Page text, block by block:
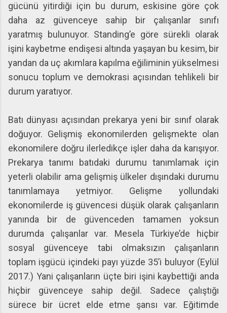
gücünü yitirdiği için bu durum, eskisine göre çok
daha az güvenceye sahip bir çalışanlar sınıfı
yaratmış bulunuyor. Standing’e göre sürekli olarak
işini kaybetme endişesi altında yaşayan bu kesim, bir
yandan da uç akımlara kapılma eğiliminin yükselmesi
sonucu toplum ve demokrasi açısından tehlikeli bir
durum yaratıyor.
Batı dünyası açısından prekarya yeni bir sınıf olarak
doğuyor. Gelişmiş ekonomilerden gelişmekte olan
ekonomilere doğru ilerledikçe işler daha da karışıyor.
Prekarya tanımı batıdaki durumu tanımlamak için
yeterli olabilir ama gelişmiş ülkeler dışındaki durumu
tanımlamaya yetmiyor. Gelişme yollundaki
ekonomilerde iş güvencesi düşük olarak çalışanların
yanında bir de güvenceden tamamen yoksun
durumda çalışanlar var. Mesela Türkiye’de hiçbir
sosyal güvenceye tabi olmaksızın çalışanların
toplam işgücü içindeki payı yüzde 35’i buluyor (Eylül
2017.) Yani çalışanların üçte biri işini kaybettiği anda
hiçbir güvenceye sahip değil. Sadece çalıştığı
sürece bir ücret elde etme şansı var. Eğitimde